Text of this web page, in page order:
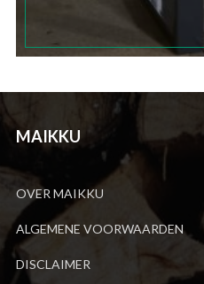
MAIKKU
OVER MAIKKU
ALGEMENE VOORWAARDEN
DISCLAIMER